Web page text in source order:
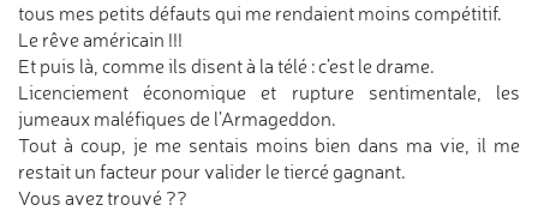
tous mes petits défauts qui me rendaient moins compétitif.
Le rêve américain !!!
Et puis là, comme ils disent à la télé : c’est le drame.
Licenciement économique et rupture sentimentale, les
jumeaux maléfiques de l’Armageddon.
Tout à coup, je me sentais moins bien dans ma vie, il me
restait un facteur pour valider le tiercé gagnant.
Vous avez trouvé ??